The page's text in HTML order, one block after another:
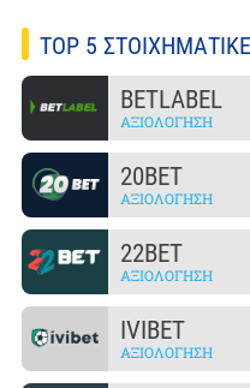
TOP 5
BETLABEL
ΑΞΙΟΛΌΓΗΣΗ
20BET
ΑΞΙΟΛΌΓΗΣΗ
22BET
ΑΞΙΟΛΌΓΗΣΗ
IVIBET
ΑΞΙΟΛΌΓΗΣΗ